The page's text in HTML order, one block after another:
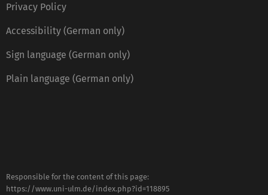
Privacy Policy
Accessibility (German only)
Sign language (German only)
Plain language (German only)
Responsible for the content of this page:
https://www.uni-ulm.de/index.php?id=118895